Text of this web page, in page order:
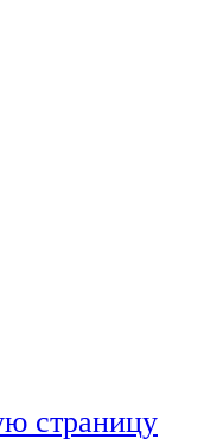
страницу